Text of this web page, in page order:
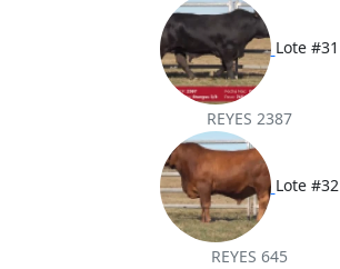
Lote #31
REYES 2387
Lote #32
REYES 645